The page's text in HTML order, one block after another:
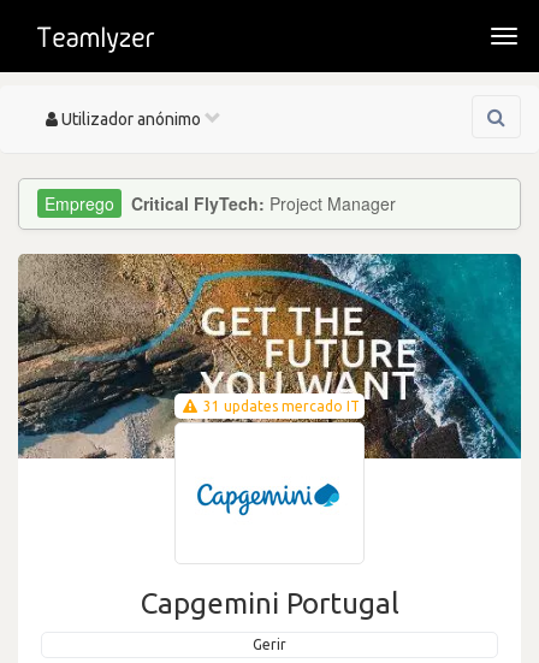
Toggle
Utilizador anónimo
Critical FlyTech: Project Manager
31 updates mercado IT
Capgemini Portugal
Gerir